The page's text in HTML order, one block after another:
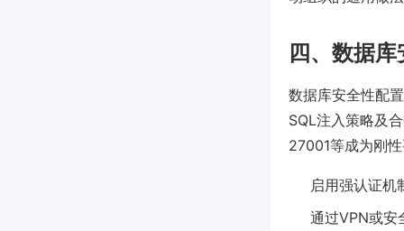
四、数据
数据库安全性配
SQL注入策略及
27001等成为刚
启用强认证机
通过VPN或安